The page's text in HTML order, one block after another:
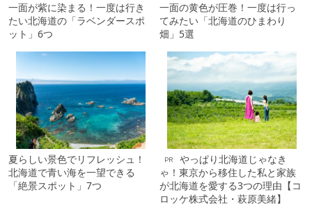
一面が紫に染まる！一度は行き
たい北海道の「ラベンダースポ
ット」6つ
一面の黄色が圧巻！一度は行っ
てみたい「北海道のひまわり
畑」5選
夏らしい景色でリフレッシュ！
北海道で青い海を一望できる
「絶景スポット」7つ
PR
やっぱり北海道じゃなき
ゃ！東京から移住した私と家族
が北海道を愛する3つの理由【コ
ロッケ株式会社・萩原美緒】